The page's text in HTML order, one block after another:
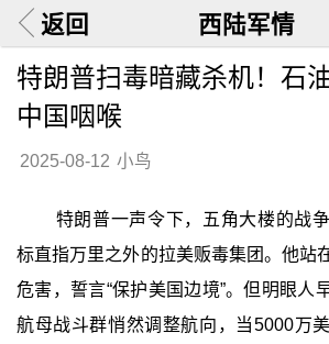
返回 西陆军情
特朗普扫毒暗藏杀机！石
中国咽喉
2025-08-12 小鸟
特朗普一声令下，五角大楼的战
标直指万里之外的拉美贩毒集团。他站
危害，誓言“保护美国边境”。但明眼
航母战斗群悄然调整航向，当5000万